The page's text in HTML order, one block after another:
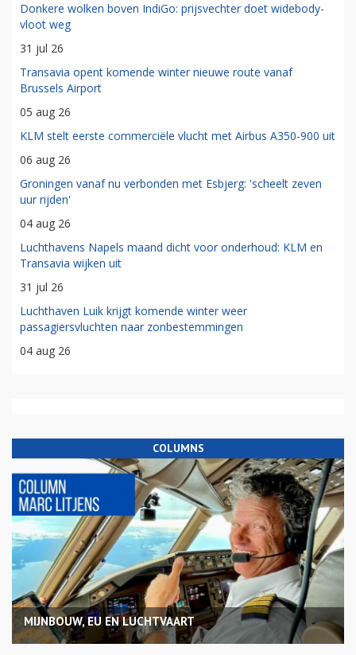
Donkere wolken boven IndiGo: prijsvechter doet widebody-
vloot weg
31 jul 26
Transavia opent komende winter nieuwe route vanaf
Brussels Airport
05 aug 26
KLM stelt eerste commerciële vlucht met Airbus A350-900 uit
06 aug 26
Groningen vanaf nu verbonden met Esbjerg: 'scheelt zeven
uur rijden'
04 aug 26
Luchthavens Napels maand dicht voor onderhoud: KLM en
Transavia wijken uit
31 jul 26
Luchthaven Luik krijgt komende winter weer
passagiersvluchten naar zonbestemmingen
04 aug 26
COLUMNS
MIJNBOUW, EU EN LUCHTVAART